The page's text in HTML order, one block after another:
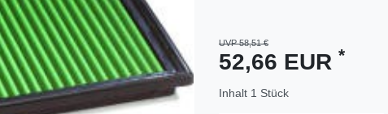
UVP 58,51 €
52,66 EUR *
Inhalt 1 Stück